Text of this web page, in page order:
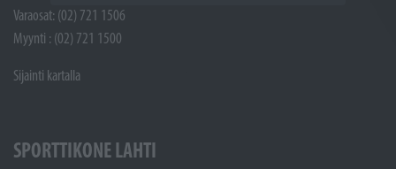
Varaosat: (02) 721 1506
Myynti : (02) 721 1500
Sijainti kartalla
SPORTTIKONE LAHTI